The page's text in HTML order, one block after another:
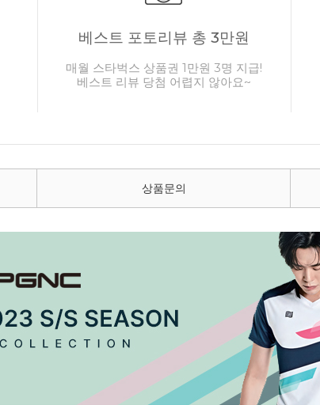
베스트 포토리뷰 총 3만원
매월 스타벅스 상품권 1만원 3명 지급!
베스트 리뷰 당첨 어렵지 않아요~
상품문의